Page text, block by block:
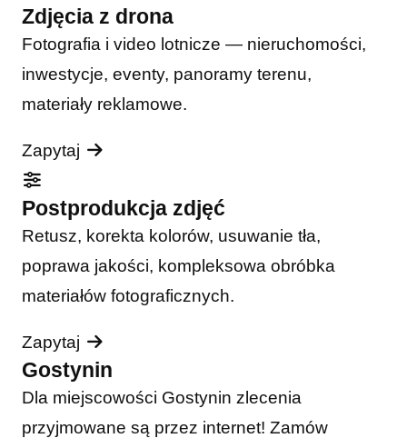
Zdjęcia z drona
Fotografia i video lotnicze — nieruchomości,
inwestycje, eventy, panoramy terenu,
materiały reklamowe.
Zapytaj
Postprodukcja zdjęć
Retusz, korekta kolorów, usuwanie tła,
poprawa jakości, kompleksowa obróbka
materiałów fotograficznych.
Zapytaj
Gostynin
Dla miejscowości Gostynin zlecenia
przyjmowane są przez internet! Zamów